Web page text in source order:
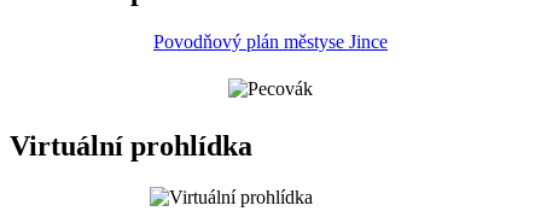
Povodňový plán městyse Jince
Virtuální prohlídka